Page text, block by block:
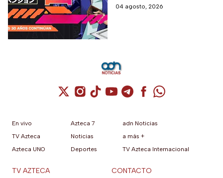
del país
04 agosto, 2026
Cuenta de X / Twitter (se abre en una
Cuenta de Instagram (se abre en una
Cuenta de TikTok (se abre en
Cuenta de YouTube (se abre
Cuenta de Telegram (se
Cuenta de
Cuenta de
En vivo
TV Azteca
Azteca UNO
Azteca 7
Noticias
Deportes
adn Noticias
a más +
TV Azteca Internacional
TV AZTECA CONTACTO